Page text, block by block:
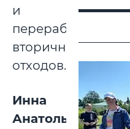
и
переработка
вторичных
отходов.
Инна
Анатольевна